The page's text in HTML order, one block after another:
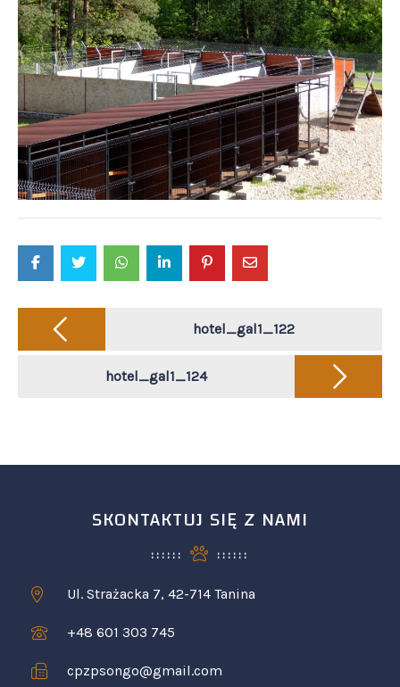
Post
navigation hotel_gal1_122
hotel_gal1_124
SKONTAKTUJ SIĘ Z NAMI
Ul. Strażacka 7, 42-714 Tanina
+48 601 303 745
cpzpsongo@gmail.com